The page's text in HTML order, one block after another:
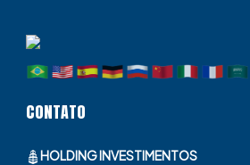
CONTATO
HOLDING INVESTIMENTOS